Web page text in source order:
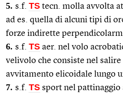
5. s.f. TS tecn. molla avvolta
ad es. quella di alcuni tipi di
forze indirette
6. s.f. TS aer. nel volo
velivolo che consiste nel salire
avvitamento elicoidale lungo
7. s.f. TS sport nel